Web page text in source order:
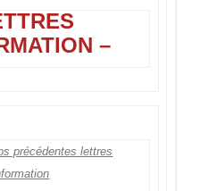
–
précédentes lettres